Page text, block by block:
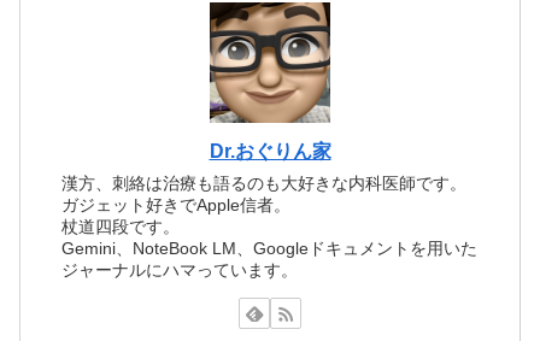
Dr.おぐりん家
漢方、刺絡は治療も語るのも大好きな内科医師です。
ガジェット好きでApple信者。
杖道四段です。
Gemini、NoteBook LM、Googleドキュメントを用いた
ジャーナルにハマっています。